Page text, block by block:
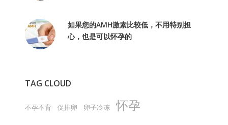
如果您的AMH激素比较低，不用特别担
心，也是可以怀孕的
TAG CLOUD
不孕不育 促排卵 卵子冷冻 怀孕